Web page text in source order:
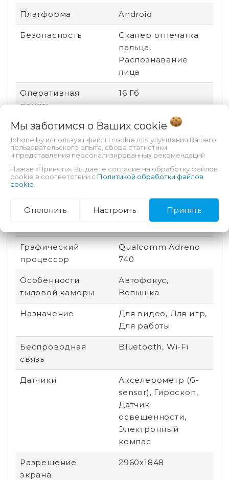
Платформа Android
Безопасность
Сканер отпечатка
пальца,
Распознавание
лица
Оперативная
память
16 Гб
Материал корпуса Металл
Поддержка карт
памяти
Есть
Дата выхода 2023
Qualcomm
Snapdragon 8 Gen2
Графический
процессор
Qualcomm Adreno
740
Особенности
тыловой камеры
Автофокус,
Вспышка
Назначение
Для видео, Для игр,
Для работы
Беспроводная
связь
Bluetooth, Wi-Fi
Датчики
Акселерометр (G-
sensor), Гироскоп,
Датчик
освещенности,
Электронный
компас
Разрешение
экрана
2960x1848
Мы заботимся о Ваших cookie
1phone.by использует файлы cookie для улучшения Вашего
пользовательского опыта, сбора статистики
и представления персонализированных рекомендаций.
Нажав «Принять», Вы даете согласие на обработку файлов
cookie в соответствии с Политикой обработки файлов
cookie
Отклонить Настроить Принять